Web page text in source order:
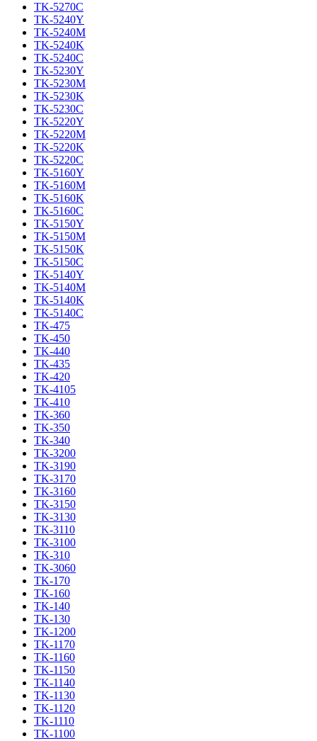
TK-5270C
TK-5240Y
TK-5240M
TK-5240K
TK-5240C
TK-5230Y
TK-5230M
TK-5230K
TK-5230C
TK-5220Y
TK-5220M
TK-5220K
TK-5220C
TK-5160Y
TK-5160M
TK-5160K
TK-5160C
TK-5150Y
TK-5150M
TK-5150K
TK-5150C
TK-5140Y
TK-5140M
TK-5140K
TK-5140C
TK-475
TK-450
TK-440
TK-435
TK-420
TK-4105
TK-410
TK-360
TK-350
TK-340
TK-3200
TK-3190
TK-3170
TK-3160
TK-3150
TK-3130
TK-3110
TK-3100
TK-310
TK-3060
TK-170
TK-160
TK-140
TK-130
TK-1200
TK-1170
TK-1160
TK-1150
TK-1140
TK-1130
TK-1120
TK-1110
TK-1100